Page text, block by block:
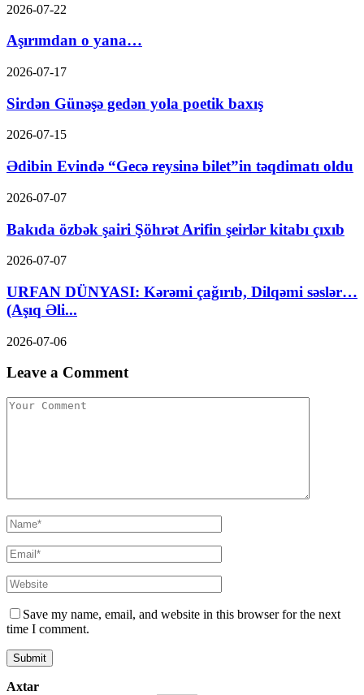
2026-07-22
Aşırımdan o yana…
2026-07-17
Sirdən Günəşə gedən yola poetik baxış
2026-07-15
Ədibin Evində “Gecə reysinə bilet”in təqdimatı oldu
2026-07-07
Bakıda özbək şairi Şöhrət Arifin şeirlər kitabı çıxıb
2026-07-07
URFAN DÜNYASI: Kərəmi çağırıb, Dilqəmi səslər…
(Aşıq Əli...
2026-07-06
Leave a Comment
Save my name, email, and website in this browser for the next
time I comment.
Axtar